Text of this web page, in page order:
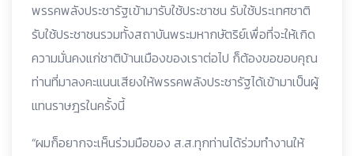
พรรคพลังประชารัฐเข้ามารับใช้ประชาชน รับใช้ประเทศชาติ
รับใช้ประชาชนรวมทั้งสถาบันพระมหากษัตริย์เพื่อที่จะให้เกิด
ความมั่นคงแก่ชาติบ้านเมืองของเราต่อไป ก็ต้องขอขอบคุณ
ท่านที่มาลงคะแนนเสียงให้พรรคพลังประชารัฐได้เข้ามาเป็นผู้
แทนราษฎรในครั้งนี้
“ผมก็อยากจะเห็นร่วมมือของ ส.ส.ทุกท่านได้ร่วมทำงานให้